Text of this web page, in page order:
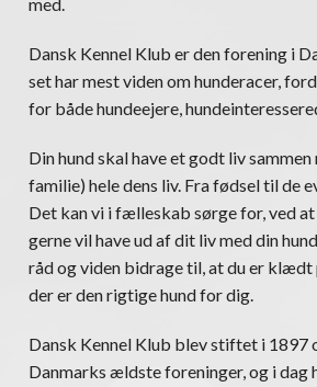
Dansk Kennel Klub er den forening i
set har mest viden om hunderacer,
for både hundeejere,
Din hund skal have et godt liv
familie) hele dens liv. Fra fødsel til de
Det kan vi i fælleskab sørge for, ved at
gerne vil have ud af dit liv med din
råd og viden bidrage til, at du er
der er den rigtige hund for dig.
Dansk Kennel Klub blev stiftet i 1897
Danmarks ældste foreninger, og i dag